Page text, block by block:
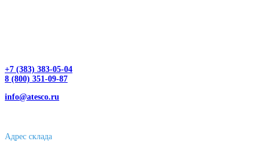
+7 (383) 383-05-04
8 (800) 351-09-87
info@atesco.ru
Адрес склада